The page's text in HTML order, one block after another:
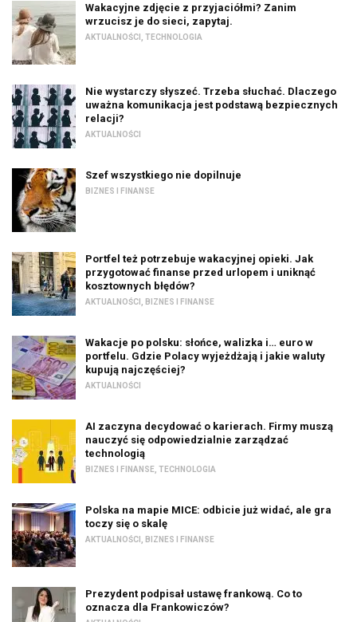
Wakacyjne zdjęcie z przyjaciółmi? Zanim
wrzucisz je do sieci, zapytaj.
AKTUALNOŚCI TECHNOLOGIA
Nie wystarczy słyszeć. Trzeba słuchać. Dlaczego
uważna komunikacja jest podstawą bezpiecznych
relacji?
AKTUALNOŚCI
Szef wszystkiego nie dopilnuje
BIZNES I FINANSE
Portfel też potrzebuje wakacyjnej opieki. Jak
przygotować finanse przed urlopem i uniknąć
kosztownych błędów?
AKTUALNOŚCI BIZNES I FINANSE
Wakacje po polsku: słońce, walizka i… euro w
portfelu. Gdzie Polacy wyjeżdżają i jakie waluty
kupują najczęściej?
AKTUALNOŚCI
AI zaczyna decydować o karierach. Firmy muszą
nauczyć się odpowiedzialnie zarządzać
technologią
BIZNES I FINANSE TECHNOLOGIA
Polska na mapie MICE: odbicie już widać, ale gra
toczy się o skalę
AKTUALNOŚCI BIZNES I FINANSE
Prezydent podpisał ustawę frankową. Co to
oznacza dla Frankowiczów?